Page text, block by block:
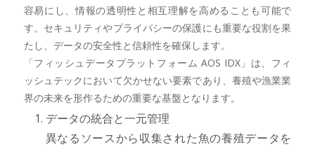
容易にし、情報の透明性と相互理解を高めることも可能で
す。セキュリティやプライバシーの保護にも重要な役割を果
たし、データの安全性と信頼性を確保します。
「フィッシュデータプラットフォーム AOS IDX」は、フィ
ッシュテックにおいて欠かせない要素であり、養殖や漁業業
界の未来を形作るための重要な基盤となります。
データの統合と一元管理
異なるソースから収集された魚の養殖データを